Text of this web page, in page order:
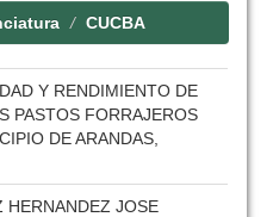
CUCBA
Y RENDIMIENTO DE
PASTOS FORRAJEROS
DE ARANDAS,
HERNANDEZ JOSE